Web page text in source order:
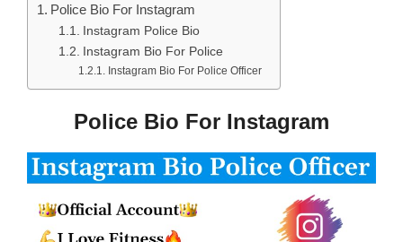
Police Bio For Instagram
Instagram Police Bio
Instagram Bio For Police
Instagram Bio For Police Officer
Police Bio For Instagram